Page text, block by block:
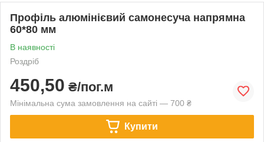
Профіль алюмінієвий самонесуча напрямна
60*80 мм
В наявності
Роздріб
450,50 ₴/пог.м
Мінімальна сума замовлення на сайті — 700 ₴
Купити